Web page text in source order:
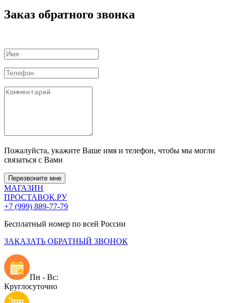
Заказ обратного звонка
Пожалуйста, укажите Ваше имя и телефон, чтобы мы могли
связаться с Вами
Перезвоните мне
МАГАЗИН
ПРОСТАВОК.РУ
+7 (999) 889-77-79
Бесплатный номер по всей России
ЗАКАЗАТЬ ОБРАТНЫЙ ЗВОНОК
Пн - Вс:
Круглосуточно